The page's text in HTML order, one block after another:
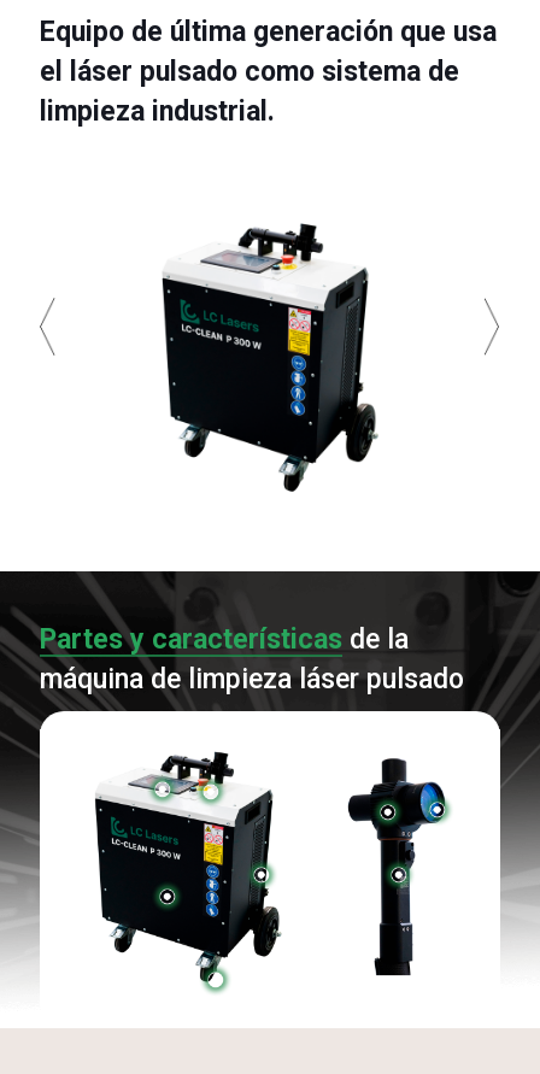
Equipo de última generación que usa
el láser pulsado como sistema de
limpieza industrial.
Partes y características de la
máquina de limpieza láser pulsado